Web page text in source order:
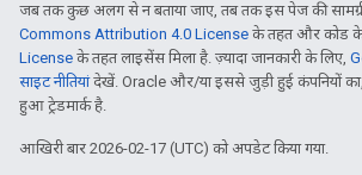
जब तक कुछ अलग से न बताया जाए, तब तक इस पेज की
Commons Attribution 4.0 License के तहत और कोड के
License के तहत लाइसेंस मिला है. ज़्यादा जानकारी के लिए,
साइट नीतियांदेखें. Oracle और/या इससे जुड़ी हुई कंपनियों
हुआ ट्रेडमार्क है.
आखिरी बार 2026-02-17 (UTC) को अपडेट किया गया.